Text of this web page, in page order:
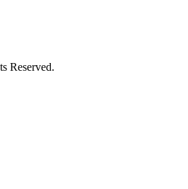
Reserved.